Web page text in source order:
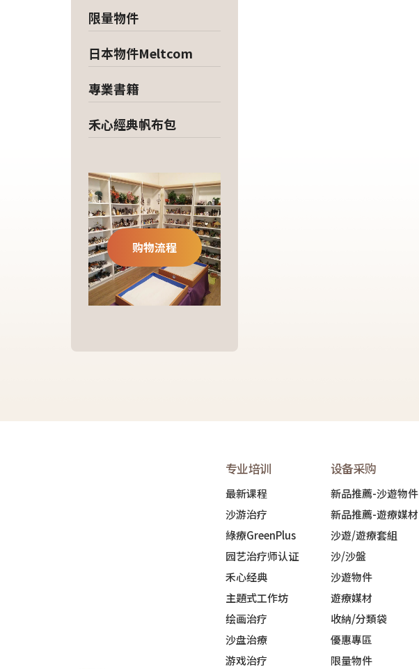
限量物件
日本物件Meltcom
專業書籍
禾心經典帆布包
购物流程
专业培训
最新课程
沙游治疗
綠療GreenPlus
园艺治疗师认证
禾心经典
主題式工作坊
绘画治疗
沙盘治療
游戏治疗
设备采购
新品推薦-沙遊物件
新品推薦-遊療媒材
沙遊/遊療套組
沙/沙盤
沙遊物件
遊療媒材
收納/分類袋
優惠專區
限量物件